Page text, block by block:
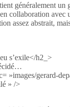
généralement un
collaboration avec
assez abstrait,
s’exile</h2_>
»images/gerard-
» />